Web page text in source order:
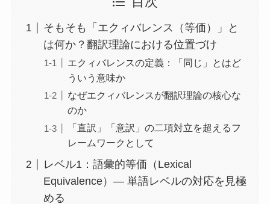
そもそも「エクィバレンス（等価）」と
は何か？翻訳理論における位置づけ
エクィバレンスの定義：「同じ」とはど
ういう意味か
なぜエクィバレンスが翻訳理論の核心な
のか
「直訳」「意訳」の二項対立を超えるフ
レームワークとして
レベル1：語彙的等価（Lexical
Equivalence）― 単語レベルの対応を見極
める